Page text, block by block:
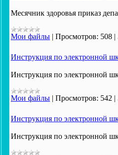
Месячник здоровья приказ
Мои файлы | Просмотров: 508 |
Инструкция по электронной
Инструкция по электронной
Мои файлы | Просмотров: 542 |
Инструкция по электронной
Инструкция по электронной